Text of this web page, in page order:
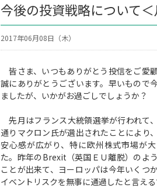
今後の投資戦略について
2017年06月08日（木）
皆さま、いつもありがとう投信をご愛
誠にありがとうございます。早いもので
ましたが、いかがお過ごしでしょうか？
先月はフランス大統領選挙が行われて
通りマクロン氏が選出されたことにより
安心感が広がり、特に欧州株式市場が
た。昨年のBrexit（英国ＥＵ離脱）のよ
ことが出来て、ヨーロッパは今年いくつ
イベントリスクを無事に通過したと言える